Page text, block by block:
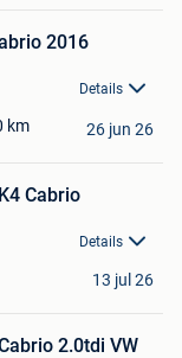
2016
Details
km 26 jun 26
Cabrio
Details
13 jul 26
2.0tdi VW